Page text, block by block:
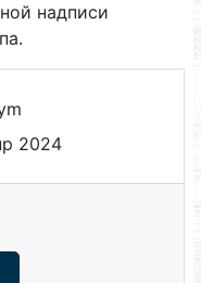
надписи
2024